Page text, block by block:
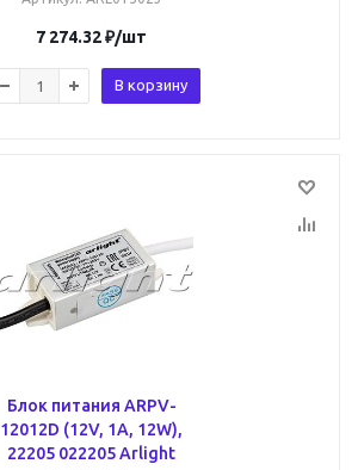
7 274.32₽/шт
В корзину
Блок питания ARPV-
12012D (12V, 1A, 12W),
22205 022205 Arlight